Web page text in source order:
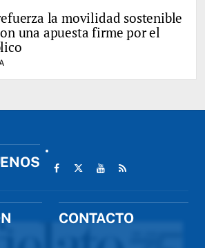
la movilidad sostenible
una apuesta firme por el
CONTACTO